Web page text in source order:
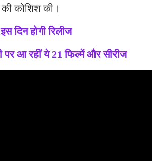
कोशिश की।
दिन होगी रिलीज
पर आ रहीं ये 21 फिल्में और सीरीज